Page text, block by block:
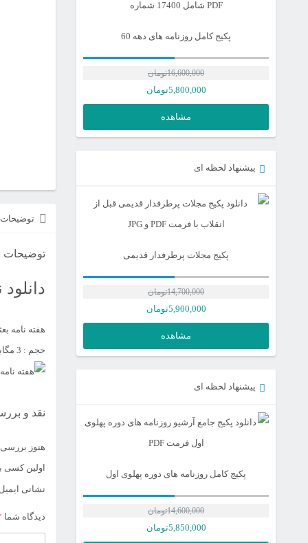
توضیحات
توضیحات
هفته نامه
حجم : 3 مگابایت | فرمت : PDF
نقد و
هنوز
اولین کسی
نشانی
دیدگاه شما
پکیج کامل روزنامه های دهه 60
16,600,000تومان
5,800,000تومان
مشاهده
پیشنهاد لحظه ای
پکیج مجلات پرطرفدار قدیمی
14,700,000تومان
5,900,000تومان
مشاهده
پیشنهاد لحظه ای
پکیج کامل روزنامه های دوره پهلوی اول
14,600,000تومان
5,850,000تومان